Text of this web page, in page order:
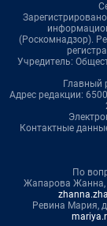
(Роскомнадзор).
Учредитель:
Главный
Адрес редакции:
Контактные
По
Жапарова Жанна,
Ревина Мария,